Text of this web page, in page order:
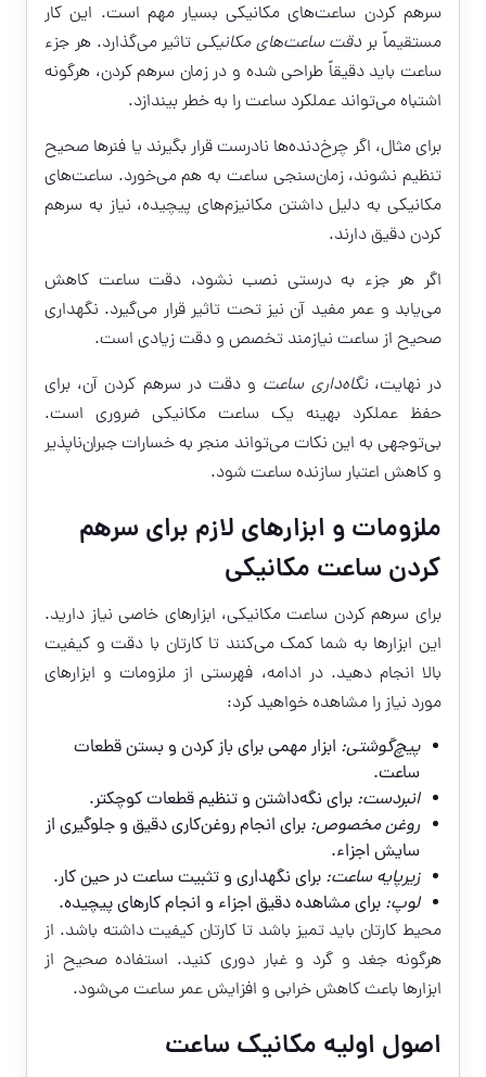
سرهم کردن ساعت‌های مکانیکی بسیار مهم است. این کار
مستقیماً بر دقت ساعت‌های مکانیکیتاثیر می‌گذارد. هر جزء
ساعت باید دقیقاً طراحی شده و در زمان سرهم کردن، هرگونه
اشتباه می‌تواند عملکرد ساعت را به خطر بیندازد.
برای مثال، اگر چرخ‌دنده‌ها نادرست قرار بگیرند یا فنرها صحیح
تنظیم نشوند، زمان‌سنجی ساعت به هم می‌خورد. ساعت‌های
مکانیکی به دلیل داشتن مکانیزم‌های پیچیده، نیاز به سرهم
کردن دقیق دارند.
اگر هر جزء به درستی نصب نشود، دقت ساعت کاهش
می‌یابد و عمر مفید آن نیز تحت تاثیر قرار می‌گیرد. نگهداری
صحیح از ساعت نیازمند تخصص و دقت زیادی است.
در نهایت،نگاه‌داری ساعت و دقت در سرهم کردن آن، برای
حفظ عملکرد بهینه یک ساعت مکانیکی ضروری است.
بی‌توجهی به این نکات می‌تواند منجر به خسارات جبران‌ناپذیر
و کاهش اعتبار سازنده ساعت شود.
ملزومات و ابزارهای لازم برای سرهم
کردن ساعت مکانیکی
برای سرهم کردن ساعت مکانیکی، ابزارهای خاصی نیاز دارید.
این ابزارها به شما کمک می‌کنند تا کارتان با دقت و کیفیت
بالا انجام دهید. در ادامه، فهرستی از ملزومات و ابزارهای
مورد نیاز را مشاهده خواهید کرد:
پیچ‌گوشتی: ابزار مهمی برای باز کردن و بستن قطعات
ساعت.
انبردست: برای نگه‌داشتن و تنظیم قطعات کوچکتر.
روغن مخصوص: برای انجام روغن‌کاری دقیق و جلوگیری از
سایش اجزاء.
زیرپایه ساعت: برای نگهداری و تثبیت ساعت در حین کار.
لوپ: برای مشاهده دقیق اجزاء و انجام کارهای پیچیده.
محیط کارتان باید تمیز باشد تا کارتان کیفیت داشته باشد. از
هرگونه جغد و گرد و غبار دوری کنید. استفاده صحیح از
ابزارها باعث کاهش خرابی و افزایش عمر ساعت می‌شود.
اصول اولیه مکانیک ساعت